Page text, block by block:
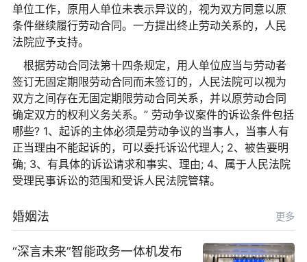
单位工作，原用人单位未表示异议的，视为双方同意以原
条件继续履行劳动合同。一方提出终止劳动关系的，人民
法院应予支持。
根据劳动合同法第十四条规定，用人单位应当与劳动者
签订无固定期限劳动合同而未签订的，人民法院可以视为
双方之间存在无固定期限劳动合同关系，并以原劳动合同
确定双方的权利义务关系。” 劳动争议案件的诉讼条件包括
哪些? 1、起诉的主体必须是劳动争议的当事人，当事人有
正当理由不能起诉的，可以委托诉讼代理人; 2、被告要明
确; 3、有具体的诉讼请求和事实、理由; 4、属于人民法院
受理民事诉讼的范围和受诉人民法院管辖。
婚姻法 更多
“深言未来”智能政务一体机发布